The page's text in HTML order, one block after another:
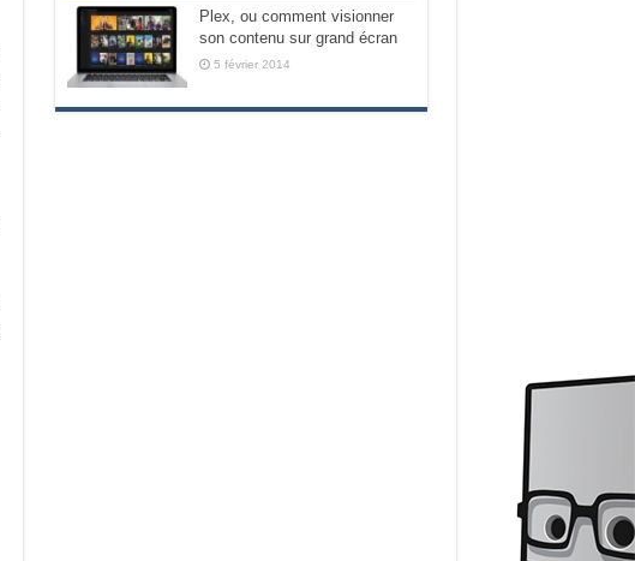
Plex, ou comment visionner
son contenu sur grand écran
5 février 2014